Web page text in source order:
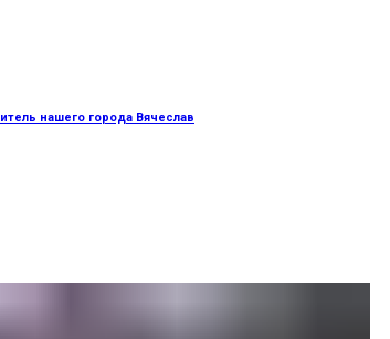
нашего города Вячеслав